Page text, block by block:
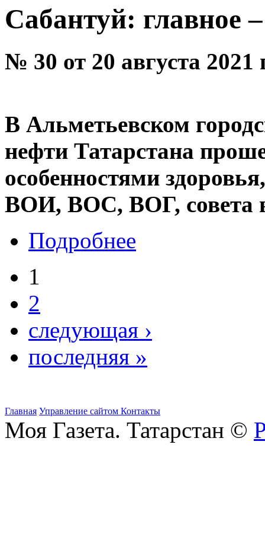
Сабантуй: главное
№ 30 от 20 августа 2021
В Альметьевском
нефти Татарстана
особенностями
ВОИ, ВОС, ВОГ, совета
Подробнее
1
2
следующая ›
последняя »
Главная Управление сайтом Контакты
Моя Газета. Татарстан ©